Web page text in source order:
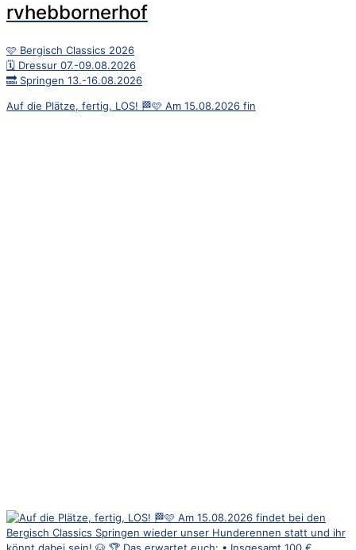
rvhebbornerhof
🩷 Bergisch Classics 2026
🗓️ Dressur 07.-09.08.2026
🔜 Springen 13.-16.08.2026
Auf die Plätze, fertig, LOS! 🏁🩷 Am 15.08.2026 fin